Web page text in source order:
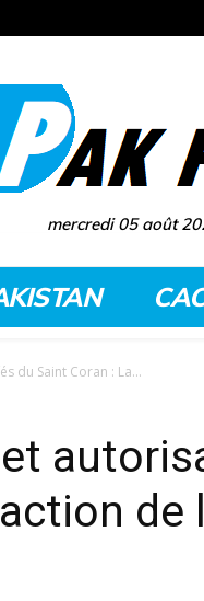
mercredi 05 août
du Saint Coran : La...
de